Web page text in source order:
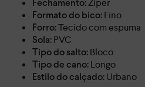
Fechamento:
Formato do bico: Fino
Forro: Tecido com espuma
Sola: PVC
Tipo do salto: Bloco
Tipo de cano: Longo
Estilo do calçado: Urbano